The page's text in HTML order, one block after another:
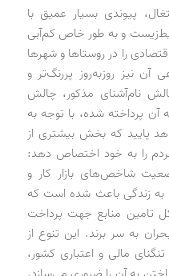
پیوندی بسیار عمیق با
و به طور خاص کم‌آبی
را در روستاها و شهرها
آن نیز روزبه‌روز پررنگ‌تر و
نام‌آشنای مذکور، چالش
پرداخته‌ شده، با توجه به
پایید که بخش بیشتری از
را به خود اختصاص دهد:
شاخص‌های بازار کار و
زندگی باعث شده است که
تامین منابع جهت پرداخت
به سر برند. این تنوع از
مالی و اعتباری کشور،